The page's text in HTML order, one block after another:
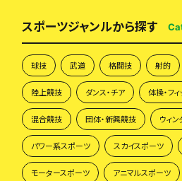
スポーツジャンルから探す
球技 武道 格闘技 射的
陸上競技 ダンス・チア 体操・フ
混合競技 団体・新興競技 ウィ
パワー系スポーツ スカイスポーツ
モータースポーツ アニマルスポーツ